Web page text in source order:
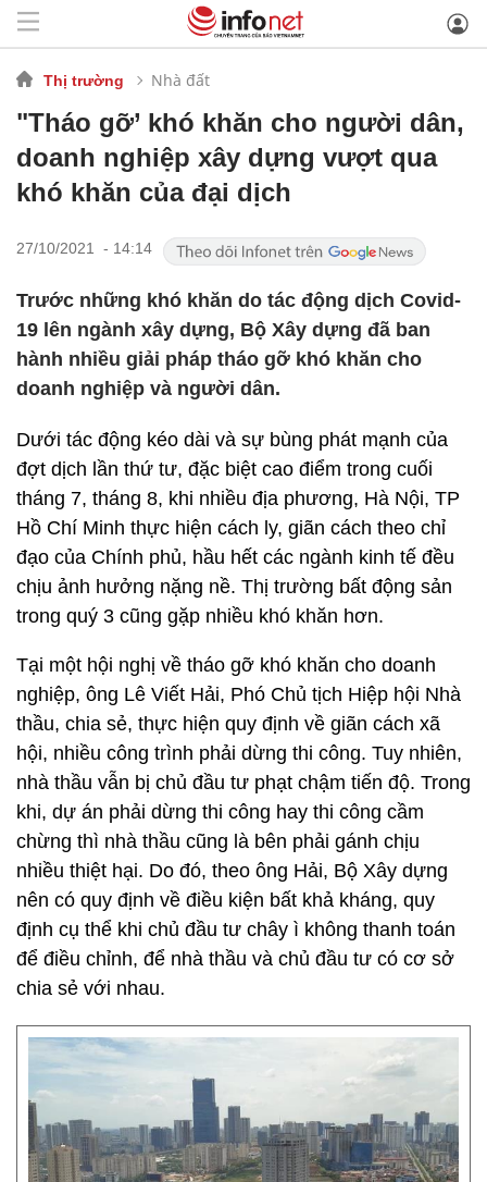
Thị trường Nhà đất
"Tháo gỡ’ khó khăn cho người dân,
doanh nghiệp xây dựng vượt qua
khó khăn của đại dịch
27/10/2021 - 14:14
Trước những khó khăn do tác động dịch Covid-
19 lên ngành xây dựng, Bộ Xây dựng đã ban
hành nhiều giải pháp tháo gỡ khó khăn cho
doanh nghiệp và người dân.
Dưới tác động kéo dài và sự bùng phát mạnh của
đợt dịch lần thứ tư, đặc biệt cao điểm trong cuối
tháng 7, tháng 8, khi nhiều địa phương, Hà Nội, TP
Hồ Chí Minh thực hiện cách ly, giãn cách theo chỉ
đạo của Chính phủ, hầu hết các ngành kinh tế đều
chịu ảnh hưởng nặng nề. Thị trường bất động sản
trong quý 3 cũng gặp nhiều khó khăn hơn.
Tại một hội nghị về tháo gỡ khó khăn cho doanh
nghiệp, ông Lê Viết Hải, Phó Chủ tịch Hiệp hội Nhà
thầu, chia sẻ, thực hiện quy định về giãn cách xã
hội, nhiều công trình phải dừng thi công. Tuy nhiên,
nhà thầu vẫn bị chủ đầu tư phạt chậm tiến độ. Trong
khi, dự án phải dừng thi công hay thi công cầm
chừng thì nhà thầu cũng là bên phải gánh chịu
nhiều thiệt hại. Do đó, theo ông Hải, Bộ Xây dựng
nên có quy định về điều kiện bất khả kháng, quy
định cụ thể khi chủ đầu tư chây ì không thanh toán
để điều chỉnh, để nhà thầu và chủ đầu tư có cơ sở
chia sẻ với nhau.